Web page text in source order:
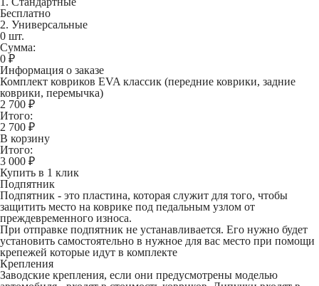
Бесплатно
2. Универсальные
0 шт.
Сумма:
0 ₽
Информация о заказе
Комплект ковриков EVA классик (передние коврики, задние
коврики, перемычка)
2 700 ₽
Итого:
2 700 ₽
В корзину
Итого:
3 000 ₽
Купить в 1 клик
Подпятник
Подпятник - это пластина, которая служит для того, чтобы
защитить место на коврике под педальным узлом от
преждевременного износа.
При отправке подпятник не устанавливается. Его нужно будет
установить самостоятельно в нужное для вас место при помощи
крепежей которые идут в комплекте
Крепления
Заводские крепления, если они предусмотрены моделью